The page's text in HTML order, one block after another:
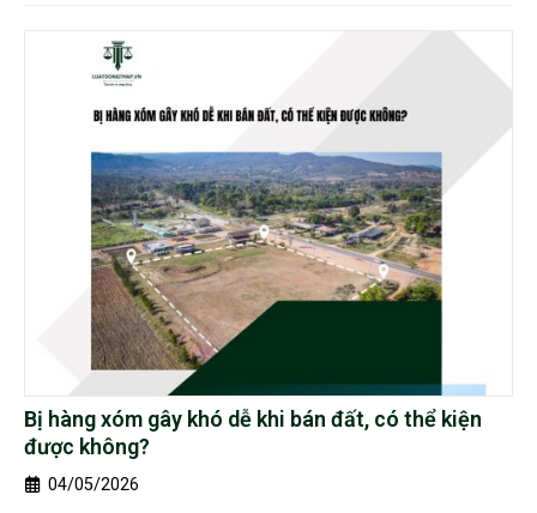
Bị hàng xóm gây khó dễ khi bán đất, có thể kiện
được không?
04/05/2026